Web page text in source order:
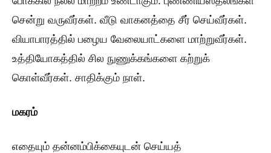
சென்று வருவீர்கள். வீடு வாகனத்தை சீர் செய்வீர்கள்.
வியாபாரத்தில் பழைய வேலையாட்களை மாற்றுவீர்கள்.
உத்தியோகத்தில் சில நுணுக்கங்களை கற்றுக்
கொள்வீர்கள். சாதிக்கும் நாள்.
மகரம்
எதையும் தன்னம்பிக்கையுடன் செய்யத்